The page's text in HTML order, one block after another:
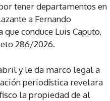
tener departamentos en
a Fernando
conduce Luis Caputo,
286/2026.
y le da marco legal a
periodística revelara
la propiedad de al